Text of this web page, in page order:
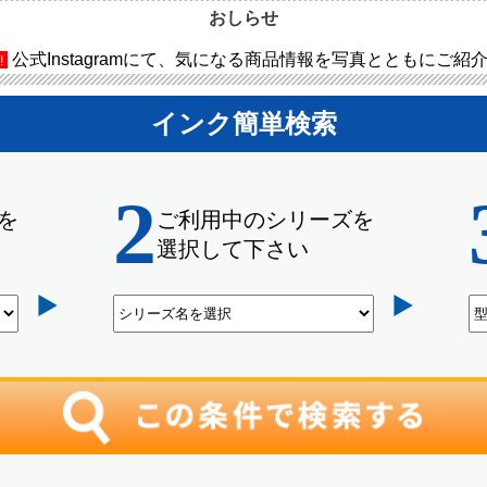
おしらせ
公式Instagramにて、気になる商品情報を写真とともにご紹